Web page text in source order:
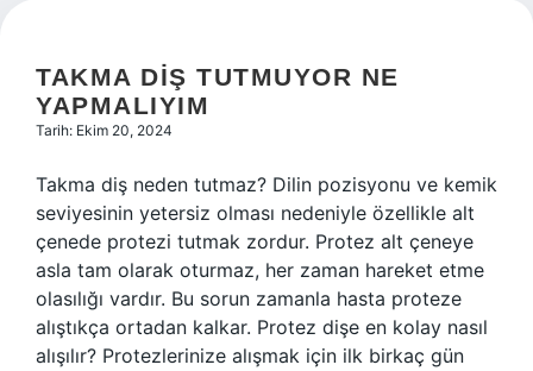
TAKMA DIŞ TUTMUYOR NE
YAPMALIYIM
Tarih: Ekim 20, 2024
Takma diş neden tutmaz? Dilin pozisyonu ve kemik
seviyesinin yetersiz olması nedeniyle özellikle alt
çenede protezi tutmak zordur. Protez alt çeneye
asla tam olarak oturmaz, her zaman hareket etme
olasılığı vardır. Bu sorun zamanla hasta proteze
alıştıkça ortadan kalkar. Protez dişe en kolay nasıl
alışılır? Protezlerinize alışmak için ilk birkaç gün